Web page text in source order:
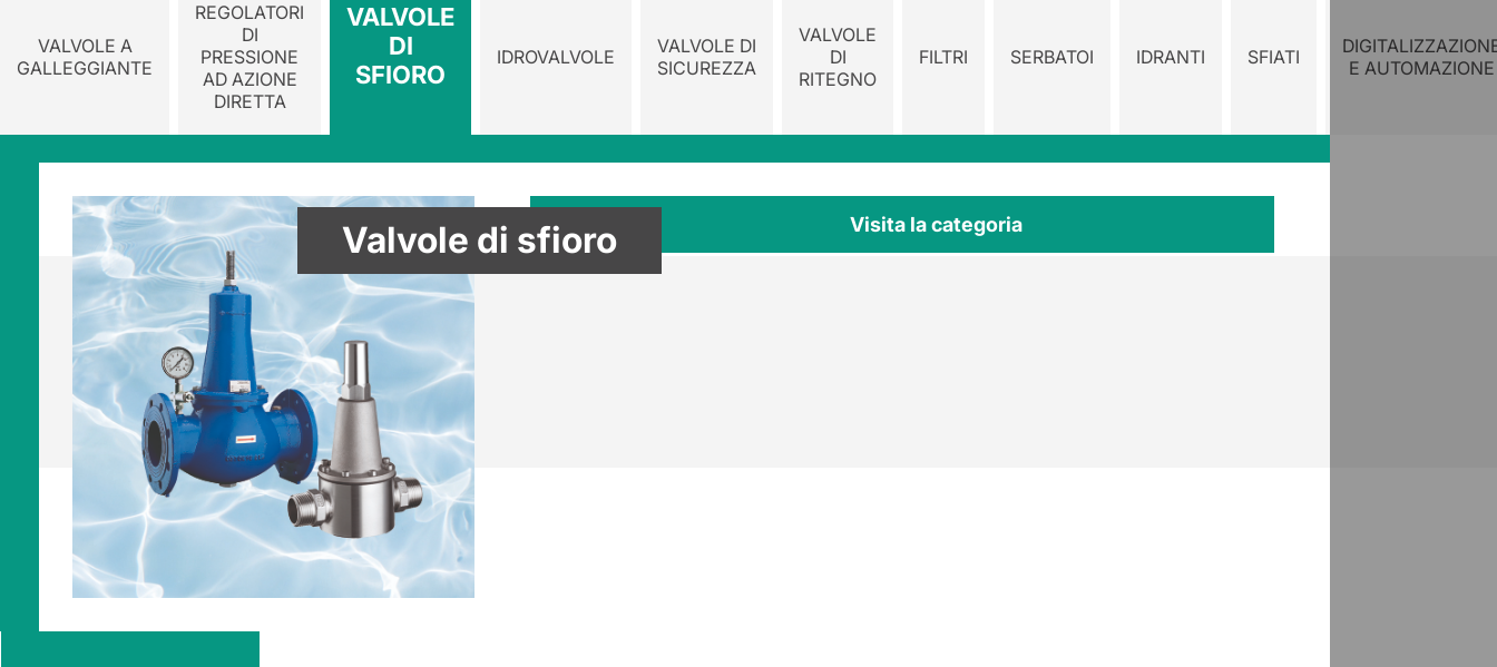
VALVOLE A
GALLEGGIANTE
REGOLATORI
DI
PRESSIONE
AD AZIONE
DIRETTA
VALVOLE
DI
SFIORO
IDROVALVOLE
VALVOLE DI
SICUREZZA
VALVOLE
DI
RITEGNO
FILTRI SERBATOI IDRANTI SFIATI
E AUTOMAZIONE
Valvole di sfioro Visita la categoria